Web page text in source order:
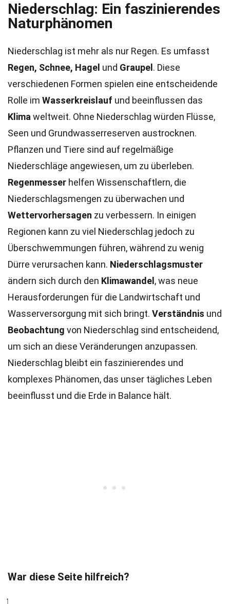
Niederschlag: Ein faszinierendes
Naturphänomen
Niederschlag ist mehr als nur Regen. Es umfasst
Regen, Schnee, Hagel und Graupel . Diese
verschiedenen Formen spielen eine entscheidende
Rolle im Wasserkreislauf und beeinflussen das
Klima weltweit. Ohne Niederschlag würden Flüsse,
Seen und Grundwasserreserven austrocknen.
Pflanzen und Tiere sind auf regelmäßige
Niederschläge angewiesen, um zu überleben.
Regenmesser helfen Wissenschaftlern, die
Niederschlagsmengen zu überwachen und
Wettervorhersagen zu verbessern. In einigen
Regionen kann zu viel Niederschlag jedoch zu
Überschwemmungen führen, während zu wenig
Dürre verursachen kann. Niederschlagsmuster
ändern sich durch den Klimawandel , was neue
Herausforderungen für die Landwirtschaft und
Wasserversorgung mit sich bringt. Verständnis und
Beobachtung von Niederschlag sind entscheidend,
um sich an diese Veränderungen anzupassen.
Niederschlag bleibt ein faszinierendes und
komplexes Phänomen, das unser tägliches Leben
beeinflusst und die Erde in Balance hält.
War diese Seite hilfreich?